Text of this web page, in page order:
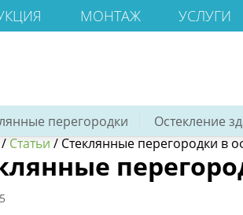
МОНТАЖ УСЛУГИ
перегородки Остекление
/ Статьи / Стеклянные перегородки в